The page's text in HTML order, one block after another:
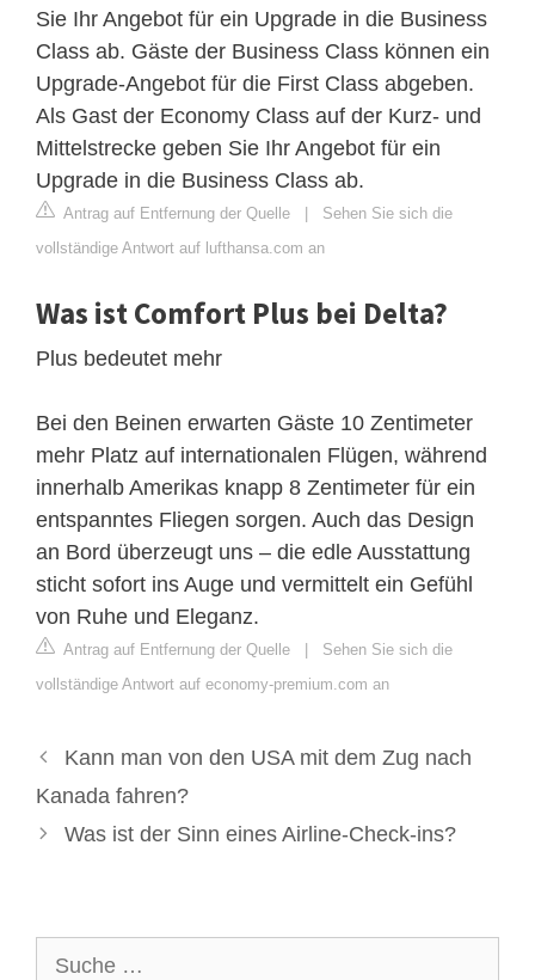
Sie Ihr Angebot für ein Upgrade in die Business
Class ab. Gäste der Business Class können ein
Upgrade-Angebot für die First Class abgeben.
Als Gast der Economy Class auf der Kurz- und
Mittelstrecke geben Sie Ihr Angebot für ein
Upgrade in die Business Class ab.
Antrag auf Entfernung der Quelle | Sehen Sie sich die
vollständige Antwort auf lufthansa.com an
Was ist Comfort Plus bei Delta?
Plus bedeutet mehr
Bei den Beinen erwarten Gäste 10 Zentimeter
mehr Platz auf internationalen Flügen, während
innerhalb Amerikas knapp 8 Zentimeter für ein
entspanntes Fliegen sorgen. Auch das Design
an Bord überzeugt uns – die edle Ausstattung
sticht sofort ins Auge und vermittelt ein Gefühl
von Ruhe und Eleganz.
Antrag auf Entfernung der Quelle | Sehen Sie sich die
vollständige Antwort auf economy-premium.com an
Kann man von den USA mit dem Zug nach
Kanada fahren?
Was ist der Sinn eines Airline-Check-ins?